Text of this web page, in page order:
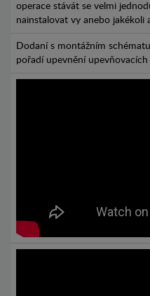
operace stávát se velmi
nainstalovat vy anebo jakékoli
Dodaní s montážním
pořadí upevnění